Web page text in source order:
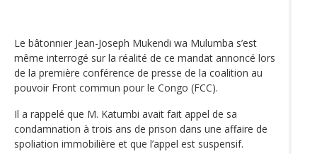
Le bâtonnier Jean-Joseph Mukendi wa Mulumba s’est
même interrogé sur la réalité de ce mandat annoncé lors
de la première conférence de presse de la coalition au
pouvoir Front commun pour le Congo (FCC).
Il a rappelé que M. Katumbi avait fait appel de sa
condamnation à trois ans de prison dans une affaire de
spoliation immobilière et que l’appel est suspensif.